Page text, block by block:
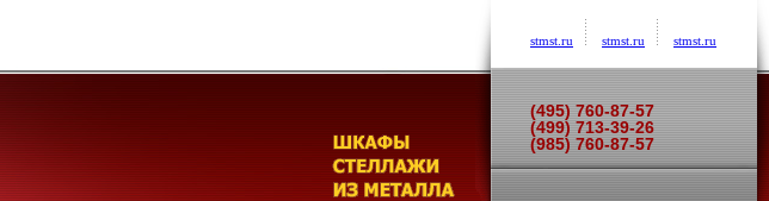
stmst.ru stmst.ru stmst.ru
(495) 760-87-57
(499) 713-39-26
(985) 760-87-57